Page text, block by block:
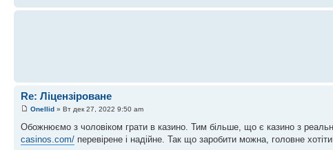
Re: Ліцензіроване
Onellid » Вт дек 27, 2022 9:50 am
Обожнюємо з чоловіком грати в казино. Тим більше, що є казино з
casinos.com/ перевірене і надійне. Так що заробити можна, головне